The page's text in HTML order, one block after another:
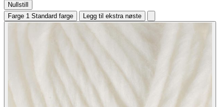
Nullstill
Farge 1 Standard farge Legg til ekstra nøste